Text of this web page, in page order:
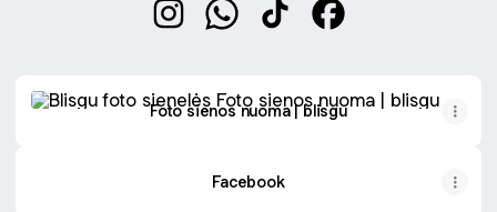
Foto sienos nuoma | blisgu
Facebook